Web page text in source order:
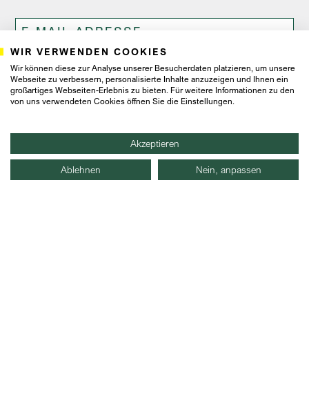
Ich bin damit einverstanden, dass Proventis Partners mir
Newsletter und Marketingschreiben zusendet, und
verstehe, dass ich dieses Einverständnis jederzeit
widerrufen kann.
WIR VERWENDEN COOKIES
Wir können diese zur Analyse unserer Besucherdaten platzieren, um unsere
Webseite zu verbessern, personalisierte Inhalte anzuzeigen und Ihnen ein
großartiges Webseiten-Erlebnis zu bieten. Für weitere Informationen zu den
von uns verwendeten Cookies öffnen Sie die Einstellungen.
Akzeptieren
Ablehnen Nein, anpassen